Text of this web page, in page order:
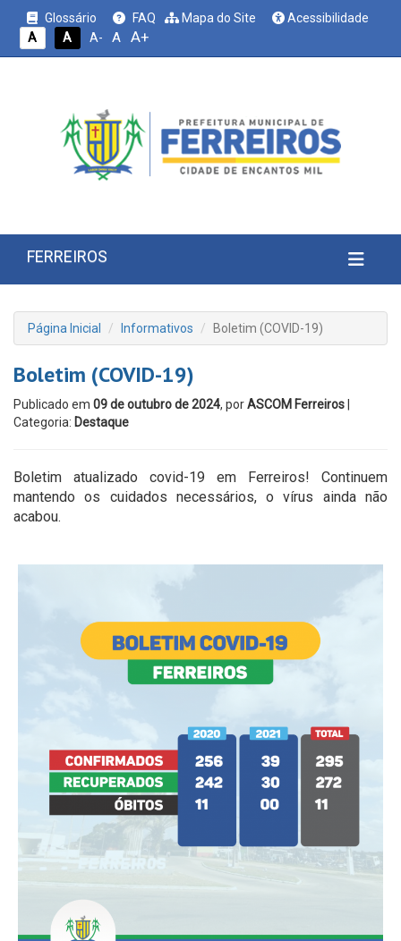
Glossário FAQ Mapa do Site
Acessibilidade
A
A A- A A+
FERREIROS
Página Inicial Informativos Boletim (COVID-19)
Boletim (COVID-19)
Publicado em 09 de outubro de 2024, porASCOM Ferreiros
Categoria: Destaque
Boletim atualizado covid-19 em Ferreiros! Continuem
mantendo os cuidados necessários, o vírus ainda não
acabou.